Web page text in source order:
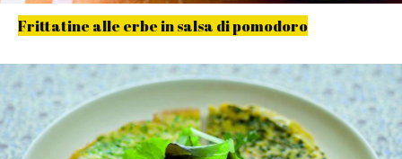
Frittatine alle erbe in salsa di pomodoro